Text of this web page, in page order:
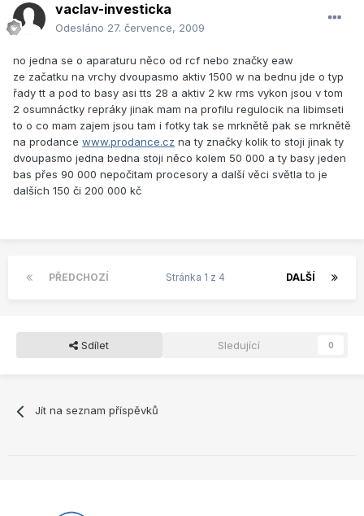
vaclav-investicka
Odesláno 27. července, 2009
no jedna se o aparaturu něco od rcf nebo značky eaw
ze začatku na vrchy dvoupasmo aktiv 1500 w na bednu jde o typ
řady tt a pod to basy asi tts 28 a aktiv 2 kw rms vykon jsou v tom
2 osumnáctky repráky jinak mam na profilu regulocik na libimseti
to o co mam zajem jsou tam i fotky tak se mrknětě pak se mrknětě
na prodance www.prodance.cz na ty značky kolik to stoji jinak ty
dvoupasmo jedna bedna stoji něco kolem 50 000 a ty basy jeden
bas přes 90 000 nepočitam procesory a další věci světla to je
dalších 150 či 200 000 kč
PŘEDCHOZÍ DALŠÍ
Stránka 1 z 4
Sdílet Sledující 0
Jít na seznam příspěvků